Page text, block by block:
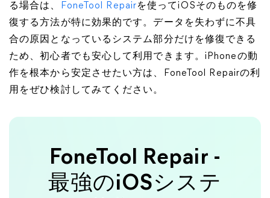
る場合は、
FoneTool Repairを使ってiOSそのものを修
復する方法が特に効果的です。データを失わずに不具
合の原因となっているシステム部分だけを修復できる
ため、初心者でも安心して利用できます。iPhoneの動
作を根本から安定させたい方は、FoneTool Repairの利
用をぜひ検討してみてください。
FoneTool Repair -
最強のiOSシステ